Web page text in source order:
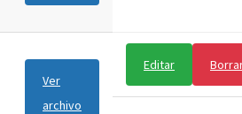
Ver
archivo
Editar